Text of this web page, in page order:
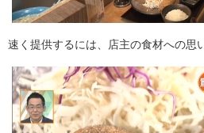
速く提供するには、店主の食材への思